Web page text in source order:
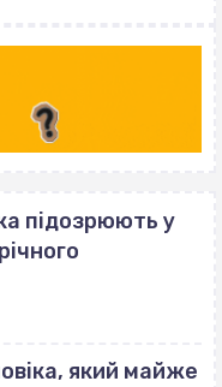
підозрюють у
який майже